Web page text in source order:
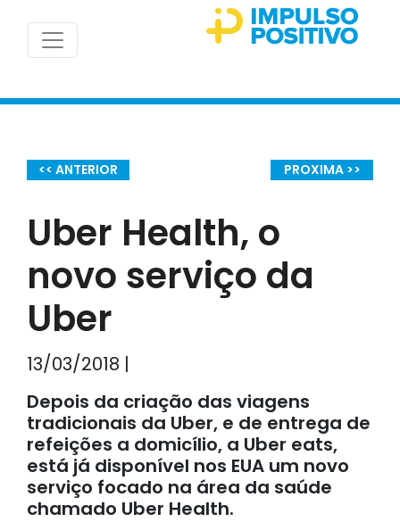
<< ANTERIOR PROXIMA >>
Uber Health, o
novo serviço da
Uber
13/03/2018 |
Depois da criação das viagens
tradicionais da Uber, e de entrega de
refeições a domicílio, a Uber eats,
está já disponível nos EUA um novo
serviço focado na área da saúde
chamado Uber Health.